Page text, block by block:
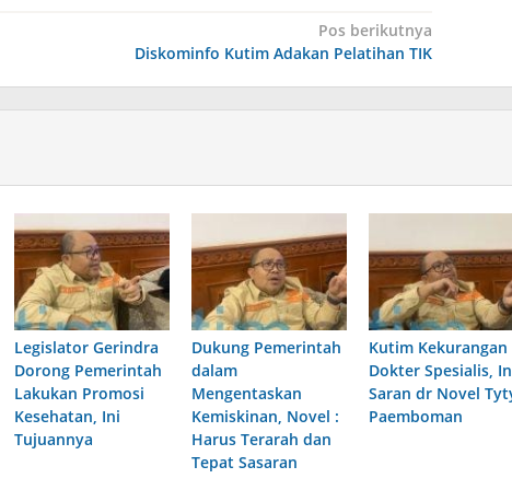
Pos berikutnya
Diskominfo Kutim Adakan Pelatihan TIK
Legislator Gerindra
Dorong Pemerintah
Lakukan Promosi
Kesehatan, Ini
Tujuannya
Dukung Pemerintah
dalam
Mengentaskan
Kemiskinan, Novel :
Harus Terarah dan
Tepat Sasaran
Kutim Kekurangan
Dokter Spesialis,
Saran dr Novel
Paemboman